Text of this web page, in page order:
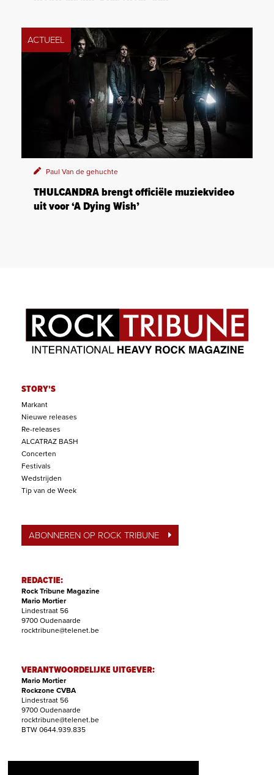
ACTUEEL
Paul Van de gehuchte
THULCANDRA brengt officiële muziekvideo
uit voor ‘A Dying Wish’
STORY'S
Markant
Nieuwe releases
Re-releases
ALCATRAZ BASH
Concerten
Festivals
Wedstrijden
Tip van de Week
ABONNEREN OP ROCK TRIBUNE
REDACTIE:
Rock Tribune Magazine
Mario Mortier
Lindestraat 56
9700 Oudenaarde
rocktribune@telenet.be
VERANTWOORDELIJKE UITGEVER:
Mario Mortier
Rockzone CVBA
Lindestraat 56
9700 Oudenaarde
rocktribune@telenet.be
BTW 0644.939.835